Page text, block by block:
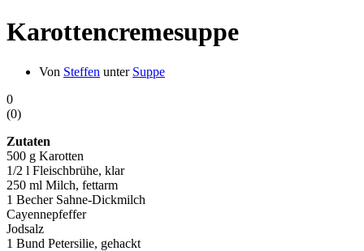
Karottencremesuppe
Von Steffen unter Suppe
0
(0)
Zutaten
500 g Karotten
1/2 l Fleischbrühe, klar
250 ml Milch, fettarm
1 Becher Sahne-Dickmilch
Cayennepfeffer
Jodsalz
1 Bund Petersilie, gehackt